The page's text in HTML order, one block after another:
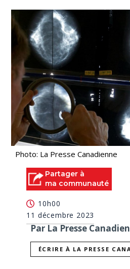
Photo: La Presse Canadienne
Partager à
ma communauté
10h00
11 décembre 2023
Par La Presse
ÉCRIRE À LA PRESSE